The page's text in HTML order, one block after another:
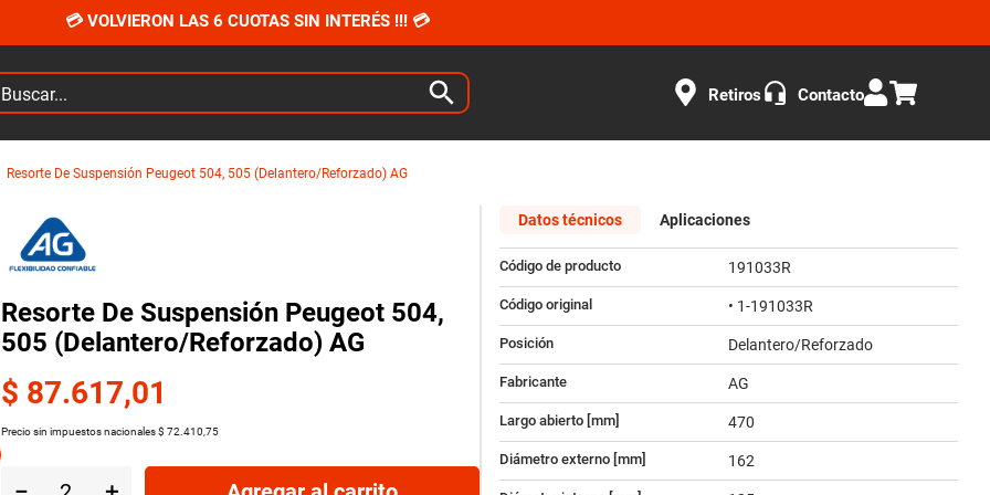
💳 VOLVIERON LAS 6 CUOTAS SIN INTERÉS !!! 💳
Retiros Contacto
Resorte De Suspensión Peugeot 504, 505 (Delantero/Reforzado) AG
Resorte De Suspensión Peugeot 504,
505 (Delantero/Reforzado) AG
$ 87.617,01
Precio sin impuestos nacionales$ 72 410 75
Datos técnicos Aplicaciones
Código de producto 191033R
Código original • 1-191033R
Posición Delantero/Reforzado
Fabricante AG
Largo abierto [mm] 470
Diámetro externo [mm] 162